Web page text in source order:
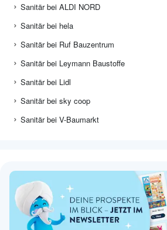
Sanitär bei ALDI NORD
Sanitär bei hela
Sanitär bei Ruf Bauzentrum
Sanitär bei Leymann Baustoffe
Sanitär bei Lidl
Sanitär bei sky coop
Sanitär bei V-Baumarkt